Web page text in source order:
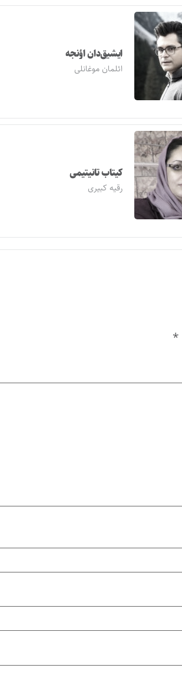
ایشیق‌دان اؤنجه
ائلمان موغانلی
کیتاب تانیتیمی
رقیه کبیری
*